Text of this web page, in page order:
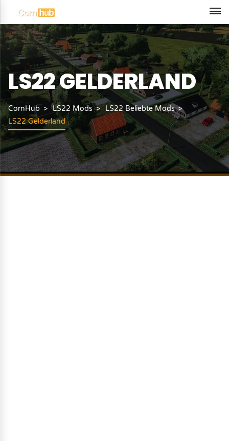
LS22 GELDERLAND
CornHub LS22 Mods
LS22 Beliebte Mods
LS22 Gelderland